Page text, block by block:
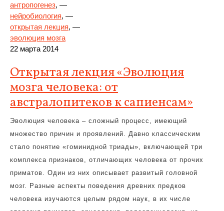
антропогенез, —
нейробиология, —
открытая лекция, —
эволюция мозга
22 марта 2014
Открытая лекция «Эволюция
мозга человека: от
австралопитеков к сапиенсам»
Эволюция человека – сложный процесс, имеющий
множество причин и проявлений. Давно классическим
стало понятие «гоминидной триады», включающей три
комплекса признаков, отличающих человека от прочих
приматов. Один из них описывает развитый головной
мозг. Разные аспекты поведения древних предков
человека изучаются целым рядом наук, в их числе